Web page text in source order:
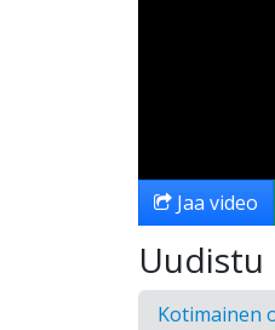
Jaa video
Uudistu
Kotimainen